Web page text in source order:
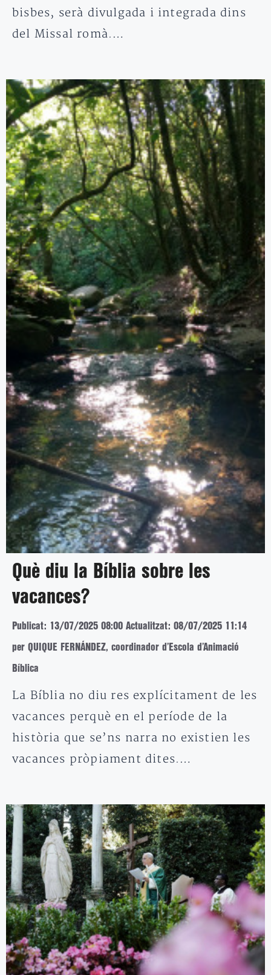
bisbes, serà divulgada i integrada dins
del Missal romà.…
Què diu la Bíblia sobre les
vacances?
Publicat: 13/07/2025 08:00 Actualitzat: 08/07/2025 11:14
per QUIQUE FERNÁNDEZ, coordinador d’Escola d’Animació
Bíblica
La Bíblia no diu res explícitament de les
vacances perquè en el període de la
història que se’ns narra no existien les
vacances pròpiament dites.…